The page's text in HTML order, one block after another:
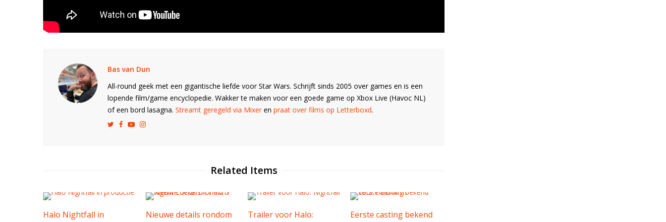
Bas van Dun
All-round geek met een gigantische liefde voor Star Wars. Schrijft sinds 2005 over games en is een
lopende film/game encyclopedie. Wakker te maken voor een goede game op Xbox Live (Havoc NL)
of een bord lasagna. Streamt geregeld via Mixeren praat over films op Letterboxd.
Related Items
Halo Nightfall in
Nieuwe details rondom
Trailer voor Halo:
Eerste casting bekend